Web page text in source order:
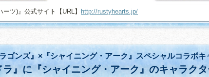
ツ)』公式サイト【URL】 http://rustyhearts.jp/
ゴンズ』×『シャイニング・アーク』スペシャルコラボ
ラ』に『シャイニング・アーク』のキャラク